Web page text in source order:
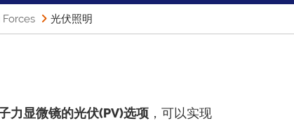
Forces 光伏照明
力显微镜的光伏(PV)选项 ，可以实现